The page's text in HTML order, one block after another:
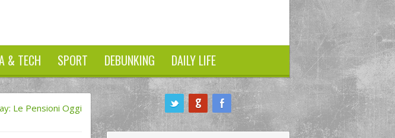
& TECH SPORT DEBUNKING DAILY LIFE
Le Pensioni Oggi